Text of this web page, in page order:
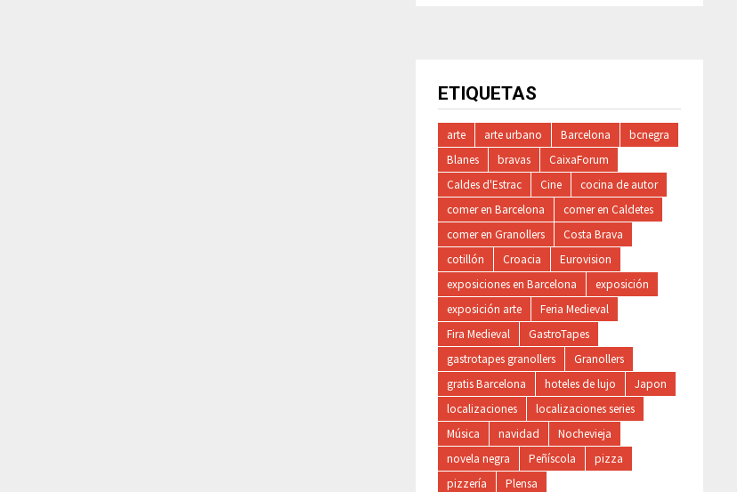
ETIQUETAS
arte arte urbano Barcelona
bcnegra
Blanes
bravas
CaixaForum
Caldes d'Estrac
Cine
cocina de autor
comer en Barcelona
comer en Caldetes
comer en Granollers
Costa Brava
cotillón
Croacia
Eurovision
exposiciones en Barcelona
exposición
exposición arte
Feria Medieval
Fira Medieval
GastroTapes
gastrotapes granollers
Granollers
gratis Barcelona
hoteles de lujo
Japon
localizaciones
localizaciones series
Música
navidad
Nochevieja
novela negra
Peñíscola
pizza
pizzería
Plensa